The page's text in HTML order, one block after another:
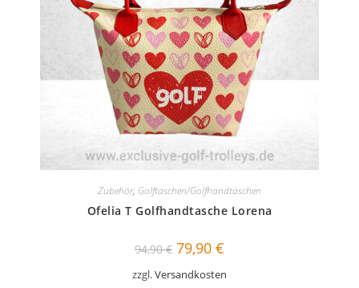
Zubehör, Golftaschen/Golfhandtaschen
Ofelia T Golfhandtasche Lorena
94,90€ Ursprünglicher
Preis
war:
94,90 €
79,90 €
79,90 €.
zzgl.Versandkosten